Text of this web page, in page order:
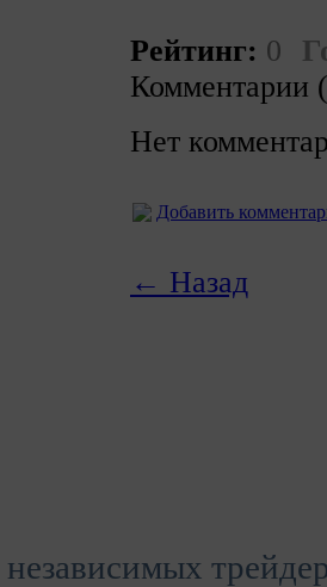
Рейтинг: 0
Комментарии
Нет
Добавить
← Назад